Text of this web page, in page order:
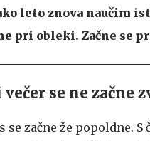
leto znova naučim
pri obleki. Začne se
se ne začne
začne že popoldne. S